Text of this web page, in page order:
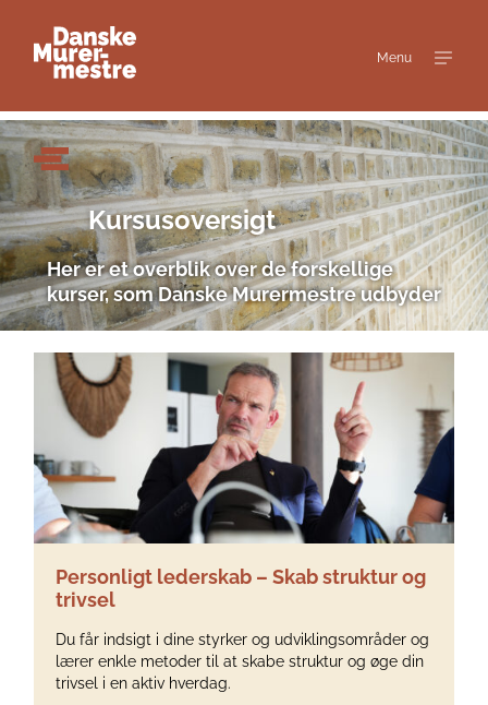
Menu
Kursusoversigt
Her er et overblik over de forskellige
kurser, som Danske Murermestre udbyder
Personligt lederskab – Skab struktur og
trivsel
Du får indsigt i dine styrker og udviklingsområder og
lærer enkle metoder til at skabe struktur og øge din
trivsel i en aktiv hverdag.